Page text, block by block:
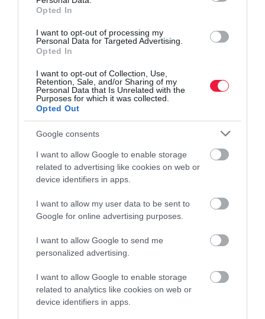
Opted In
I want to opt-out of processing my
Personal Data for Targeted Advertising.
Opted In
I want to opt-out of Collection, Use,
Retention, Sale, and/or Sharing of my
Personal Data that Is Unrelated with the
Purposes for which it was collected.
Opted Out
Google consents
I want to allow Google to enable storage
related to advertising like cookies on web or
device identifiers in apps.
I want to allow my user data to be sent to
Google for online advertising purposes.
I want to allow Google to send me
personalized advertising.
I want to allow Google to enable storage
related to analytics like cookies on web or
device identifiers in apps.
TOP10: ezeket a használt kínai autókat keresik a
magyarok
Egyre népszerűbbek a kínai autómárkák a magyar használtautó-